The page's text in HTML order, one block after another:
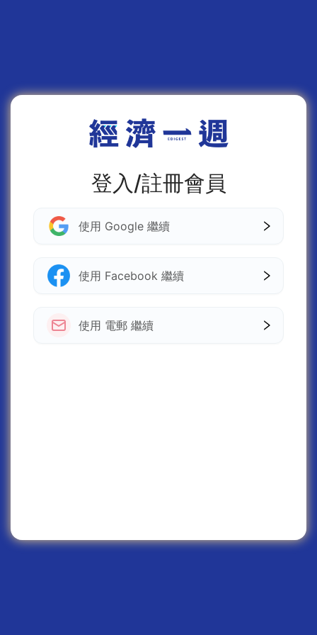
登入/註冊會員
使用 Google 繼續
使用 Facebook 繼續
使用 電郵 繼續